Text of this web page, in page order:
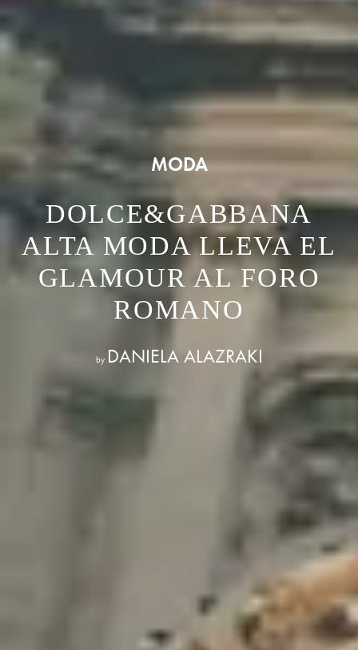
MODA
DOLCE&GABBANA
ALTA MODA LLEVA EL
GLAMOUR AL FORO
ROMANO
by DANIELA ALAZRAKI